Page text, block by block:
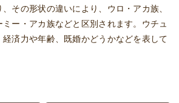
その形状の違いにより、ウロ・アカ族、
ー・アカ族などと区別されます。ウチュ
済力や年齢、既婚かどうかなどを表して